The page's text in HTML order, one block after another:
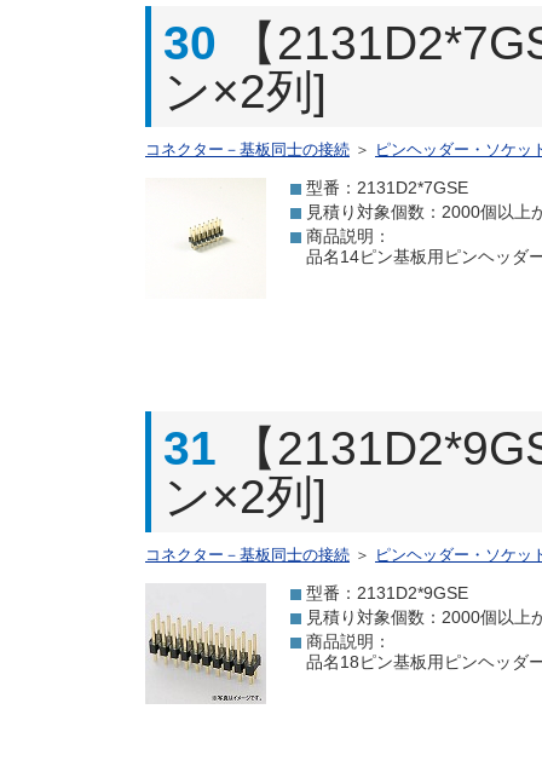
30
【
ン×2列]
コネクター－基板同士の接続 ＞ ピンヘッダー・ソケッ
型番：2131D2*7GSE
見積り対象個数：2000個以上
商品説明：
品名14ピン基板用ピンヘッダ
31
【
ン×2列]
コネクター－基板同士の接続 ＞ ピンヘッダー・ソケッ
型番：2131D2*9GSE
見積り対象個数：2000個以上
商品説明：
品名18ピン基板用ピンヘッダ